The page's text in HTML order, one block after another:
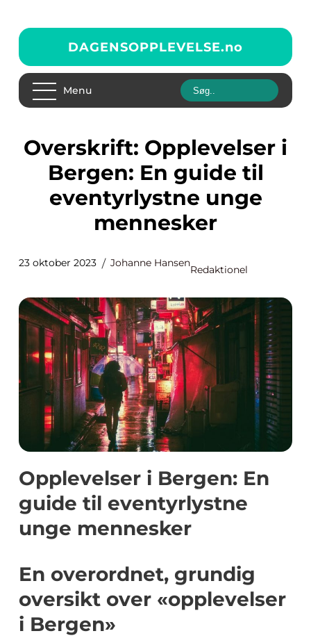
DAGENSOPPLEVELSE.no
Menu
Overskrift: Opplevelser i
Bergen: En guide til
eventyrlystne unge
mennesker
23 oktober 2023 Johanne Hansen
Redaktionel
Opplevelser i Bergen: En
guide til eventyrlystne
unge mennesker
En overordnet, grundig
oversikt over «opplevelser
i Bergen»